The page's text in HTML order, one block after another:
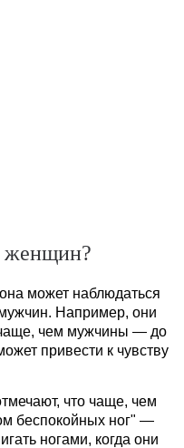
женщин?
может наблюдаться
Например, они
чем мужчины — до
привести к чувству
что чаще, чем
беспокойных ног" —
ногами, когда они